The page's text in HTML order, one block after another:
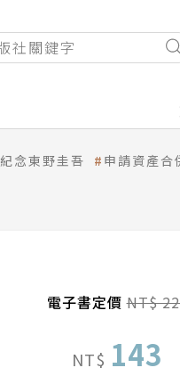
紀念東野圭吾 申請資產合
電子書定價NT$
NT$ 143